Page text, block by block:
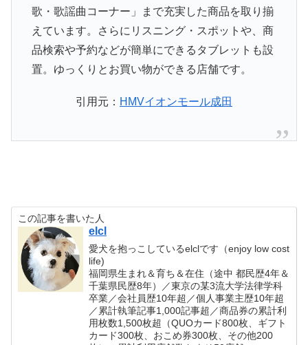
歌・歌謡曲コーナー」まで充実した商品を取り揃
えています。さらにリスニング・スポットや、商
品検索や予約などが簡単にできるタブレットも設
置。ゆっくりとお買い物ができる店舗です。
引用元： HMVイオンモール成田
この記事を書いた人
elcl
愛犬を抱っこしているelclです（enjoy low cost
life)
福岡県生まれ＆育ち＆在住（途中 都民歴4年＆
千葉県民歴8年）／東京の某3流大学法律学科
卒業／会社員歴10年超／個人事業主歴10年超
／累計執筆記事1,000記事超／商品券の累計利
用枚数1,500枚超（QUOカード800枚、ギフト
カード300枚、おこめ券300枚、その他200